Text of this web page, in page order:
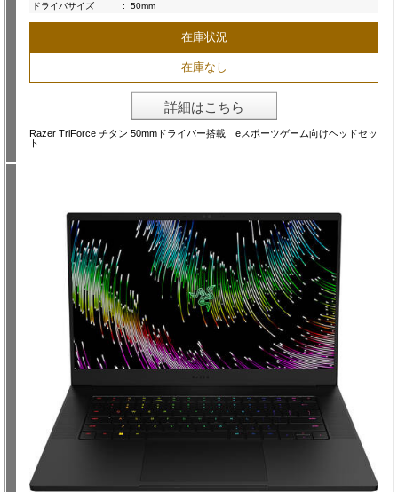
ドライバサイズ
: 50mm
在庫状況
在庫なし
詳細はこちら
Razer TriForce チタン 50mmドライバー搭載 eスポーツゲーム向けヘッドセッ
ト